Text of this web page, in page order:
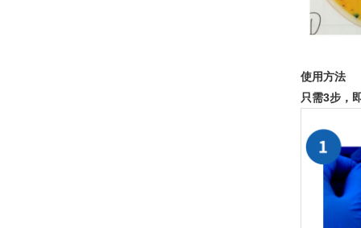
使⽤⽅法
只需3步，